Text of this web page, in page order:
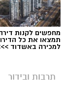
מחפשים לקנות
תמצאו את כל
למכירה באשדוד
תרבות ובידור